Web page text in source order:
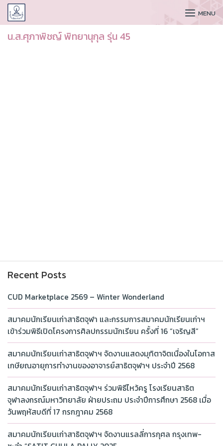
CUDAA MENU
น.ส.ศุภาพิชญ์ พิทยานุกุล รุ่น 45
Recent Posts
CUD Marketplace 2569 – Winter Wonderland
สมาคมนักเรียนเก่าสาธิตจุฬา และกรรมการสมาคมนักเรียนเก่าฯ
เข้าร่วมพิธีเปิดโครงการศิลปกรรมนักเรียน ครั้งที่ 16 “เจริญสี”
สมาคมนักเรียนเก่าสาธิตจุฬาฯ จัดงานแสดงมุทิตาจิตเนื่องในโอกาส
เกษียณอายุการทำงานของอาจารย์สาธิตจุฬาฯ ประจำปี 2568
สมาคมนักเรียนเก่าสาธิตจุฬาฯ ร่วมพิธีไหว้ครู โรงเรียนสาธิต
จุฬาลงกรณ์มหาวิทยาลัย ฝ่ายประถม ประจำปีการศึกษา 2568 เมื่อ
วันพฤหัสบดีที่ 17 กรกฎาคม 2568
สมาคมนักเรียนเก่าสาธิตจุฬาฯ จัดงานแรลลี่การกุศล กรุงเทพ-